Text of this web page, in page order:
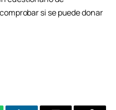
si se puede donar